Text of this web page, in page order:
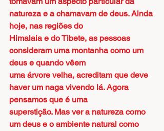
natureza e a chamavam de deus. Ainda
hoje, nas regiões do
Himalaia e do Tibete, as pessoas
consideram uma montanha como um
deus e quando vêem
uma árvore velha, acreditam que deve
haver um naga vivendo lá. Agora
pensamos que é uma
superstição. Mas ver a natureza como
um deus e o ambiente natural como